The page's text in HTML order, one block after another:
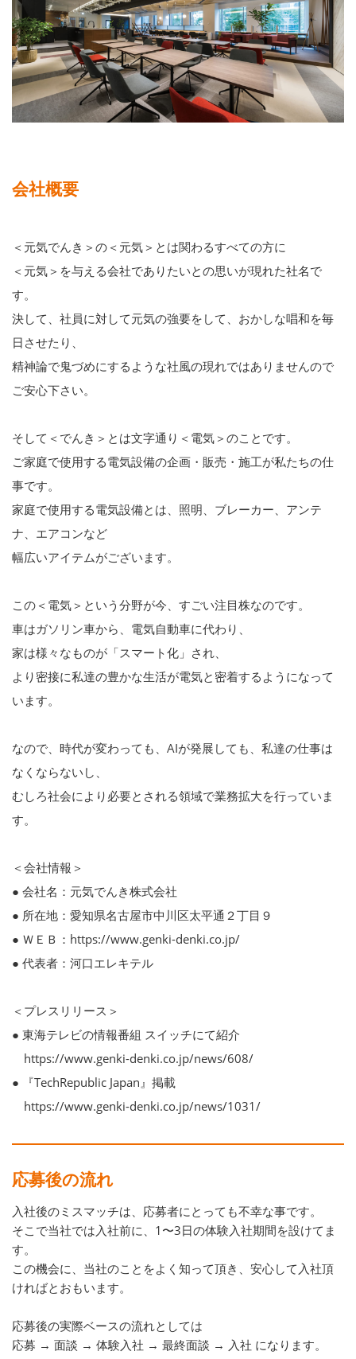
会社概要
＜元気でんき＞の＜元気＞とは関わるすべての方に
＜元気＞を与える会社でありたいとの思いが現れた社名で
す。
決して、社員に対して元気の強要をして、おかしな唱和を毎
日させたり、
精神論で鬼づめにするような社風の現れではありませんので
ご安心下さい。
そして＜でんき＞とは文字通り＜電気＞のことです。
ご家庭で使用する電気設備の企画・販売・施工が私たちの仕
事です。
家庭で使用する電気設備とは、照明、ブレーカー、アンテ
ナ、エアコンなど
幅広いアイテムがございます。
この＜電気＞という分野が今、すごい注目株なのです。
車はガソリン車から、電気自動車に代わり、
家は様々なものが「スマート化」され、
より密接に私達の豊かな生活が電気と密着するようになって
います。
なので、時代が変わっても、AIが発展しても、私達の仕事は
なくならないし、
むしろ社会により必要とされる領域で業務拡大を行っていま
す。
＜会社情報＞
● 会社名：元気でんき株式会社
● 所在地：愛知県名古屋市中川区太平通２丁目９
● ＷＥＢ：https://www.genki-denki.co.jp/
● 代表者：河口エレキテル
＜プレスリリース＞
● 東海テレビの情報番組 スイッチにて紹介
https://www.genki-denki.co.jp/news/608/
● 『TechRepublic Japan』掲載
https://www.genki-denki.co.jp/news/1031/
応募後の流れ
入社後のミスマッチは、応募者にとっても不幸な事です。
そこで当社では入社前に、1〜3日の体験入社期間を設けてま
す。
この機会に、当社のことをよく知って頂き、安心して入社頂
ければとおもいます。
応募後の実際ベースの流れとしては
応募 → 面談 → 体験入社 → 最終面談 → 入社 になります。